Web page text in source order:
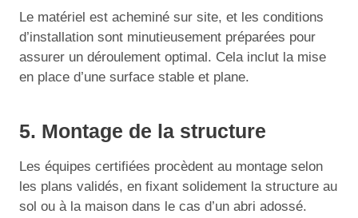
Le matériel est acheminé sur site, et les conditions
d’installation sont minutieusement préparées pour
assurer un déroulement optimal. Cela inclut la mise
en place d’une surface stable et plane.
5. Montage de la structure
Les équipes certifiées procèdent au montage selon
les plans validés, en fixant solidement la structure au
sol ou à la maison dans le cas d’un abri adossé.